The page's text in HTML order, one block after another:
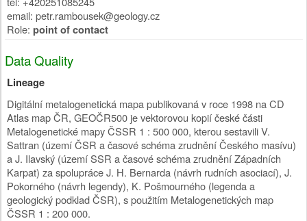
email: petr.rambousek@geology.cz
Role: point of contact
Data Quality
Lineage
Digitální metalogenetická mapa publikovaná v roce 1998 na CD
Atlas map ČR, GEOČR500 je vektorovou kopií české části
Metalogenetické mapy ČSSR 1 : 500 000, kterou sestavili V.
Sattran (území ČSR a časové schéma zrudnění Českého masívu)
a J. Ilavský (území SSR a časové schéma zrudnění Západních
Karpat) za spolupráce J. H. Bernarda (návrh rudních asociací), J.
Pokorného (návrh legendy), K. Pošmourného (legenda a
geologický podklad ČSR), s použitím Metalogenetických map
ČSSR 1 : 200 000.